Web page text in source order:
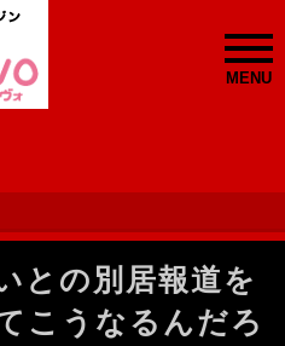
MENU
との別居報道を
こうなるんだろ